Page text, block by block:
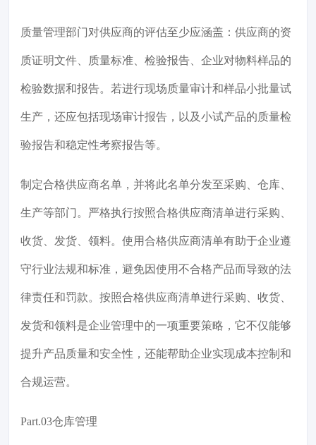
质量管理部门对供应商的评估至少应涵盖：供应商的资
质证明文件、质量标准、检验报告、企业对物料样品的
检验数据和报告。若进行现场质量审计和样品小批量试
生产，还应包括现场审计报告，以及小试产品的质量检
验报告和稳定性考察报告等。
制定合格供应商名单，并将此名单分发至采购、仓库、
生产等部门。严格执行按照合格供应商清单进行采购、
收货、发货、领料。使用合格供应商清单有助于企业遵
守行业法规和标准，避免因使用不合格产品而导致的法
律责任和罚款。按照合格供应商清单进行采购、收货、
发货和领料是企业管理中的一项重要策略，它不仅能够
提升产品质量和安全性，还能帮助企业实现成本控制和
合规运营。
Part.03仓库管理